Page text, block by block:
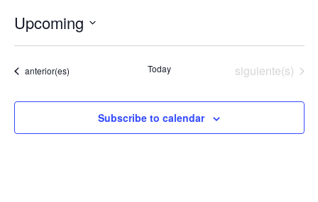
Upcoming
Eventos
anterior(es) Today Eventos
siguiente(s)
Subscribe to calendar